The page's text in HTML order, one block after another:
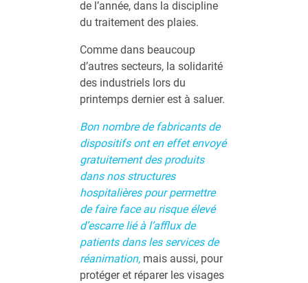
de l’année, dans la discipline
du traitement des plaies.
Comme dans beaucoup
d’autres secteurs, la solidarité
des industriels lors du
printemps dernier est à saluer.
Bon nombre de fabricants de
dispositifs ont en effet envoyé
gratuitement des produits
dans nos structures
hospitalières pour permettre
de faire face au risque élevé
d’escarre lié à l’afflux de
patients dans les services de
réanimation, mais aussi, pour
protéger et réparer les visages